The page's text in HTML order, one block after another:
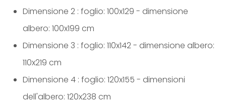
Dimensione 2 : foglio: 100x129 - dimensione
albero: 100x199 cm
Dimensione 3 : foglio: 110x142 - dimensione albero:
110x219 cm
Dimensione 4 : foglio: 120x155 - dimensioni
dell'albero: 120x238 cm